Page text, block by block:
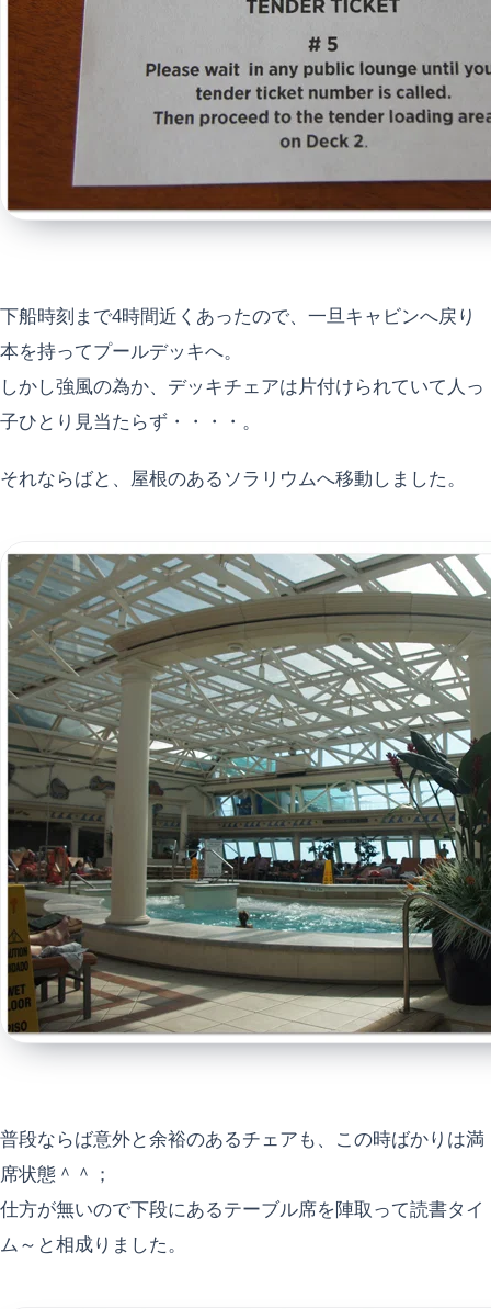
下船時刻まで4時間近くあったので、一旦キャビンへ戻り
本を持ってプールデッキへ。
しかし強風の為か、デッキチェアは片付けられていて人っ
子ひとり見当たらず・・・・。
それならばと、屋根のあるソラリウムへ移動しました。
普段ならば意外と余裕のあるチェアも、この時ばかりは満
席状態＾＾；
仕方が無いので下段にあるテーブル席を陣取って読書タイ
ム～と相成りました。